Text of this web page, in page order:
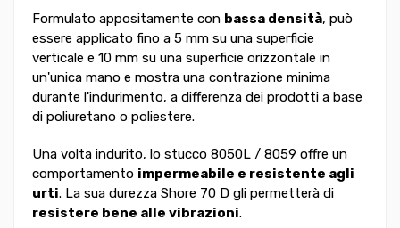
Formulato appositamente con bassa densità, può
essere applicato fino a 5 mm su una superficie
verticale e 10 mm su una superficie orizzontale in
un'unica mano e mostra una contrazione minima
durante l'indurimento, a differenza dei prodotti a base
di poliuretano o poliestere.
Una volta indurito, lo stucco 8050L / 8059 offre un
comportamento impermeabile e resistente agli
urti. La sua durezza Shore 70 D gli permetterà di
resistere bene alle vibrazioni.